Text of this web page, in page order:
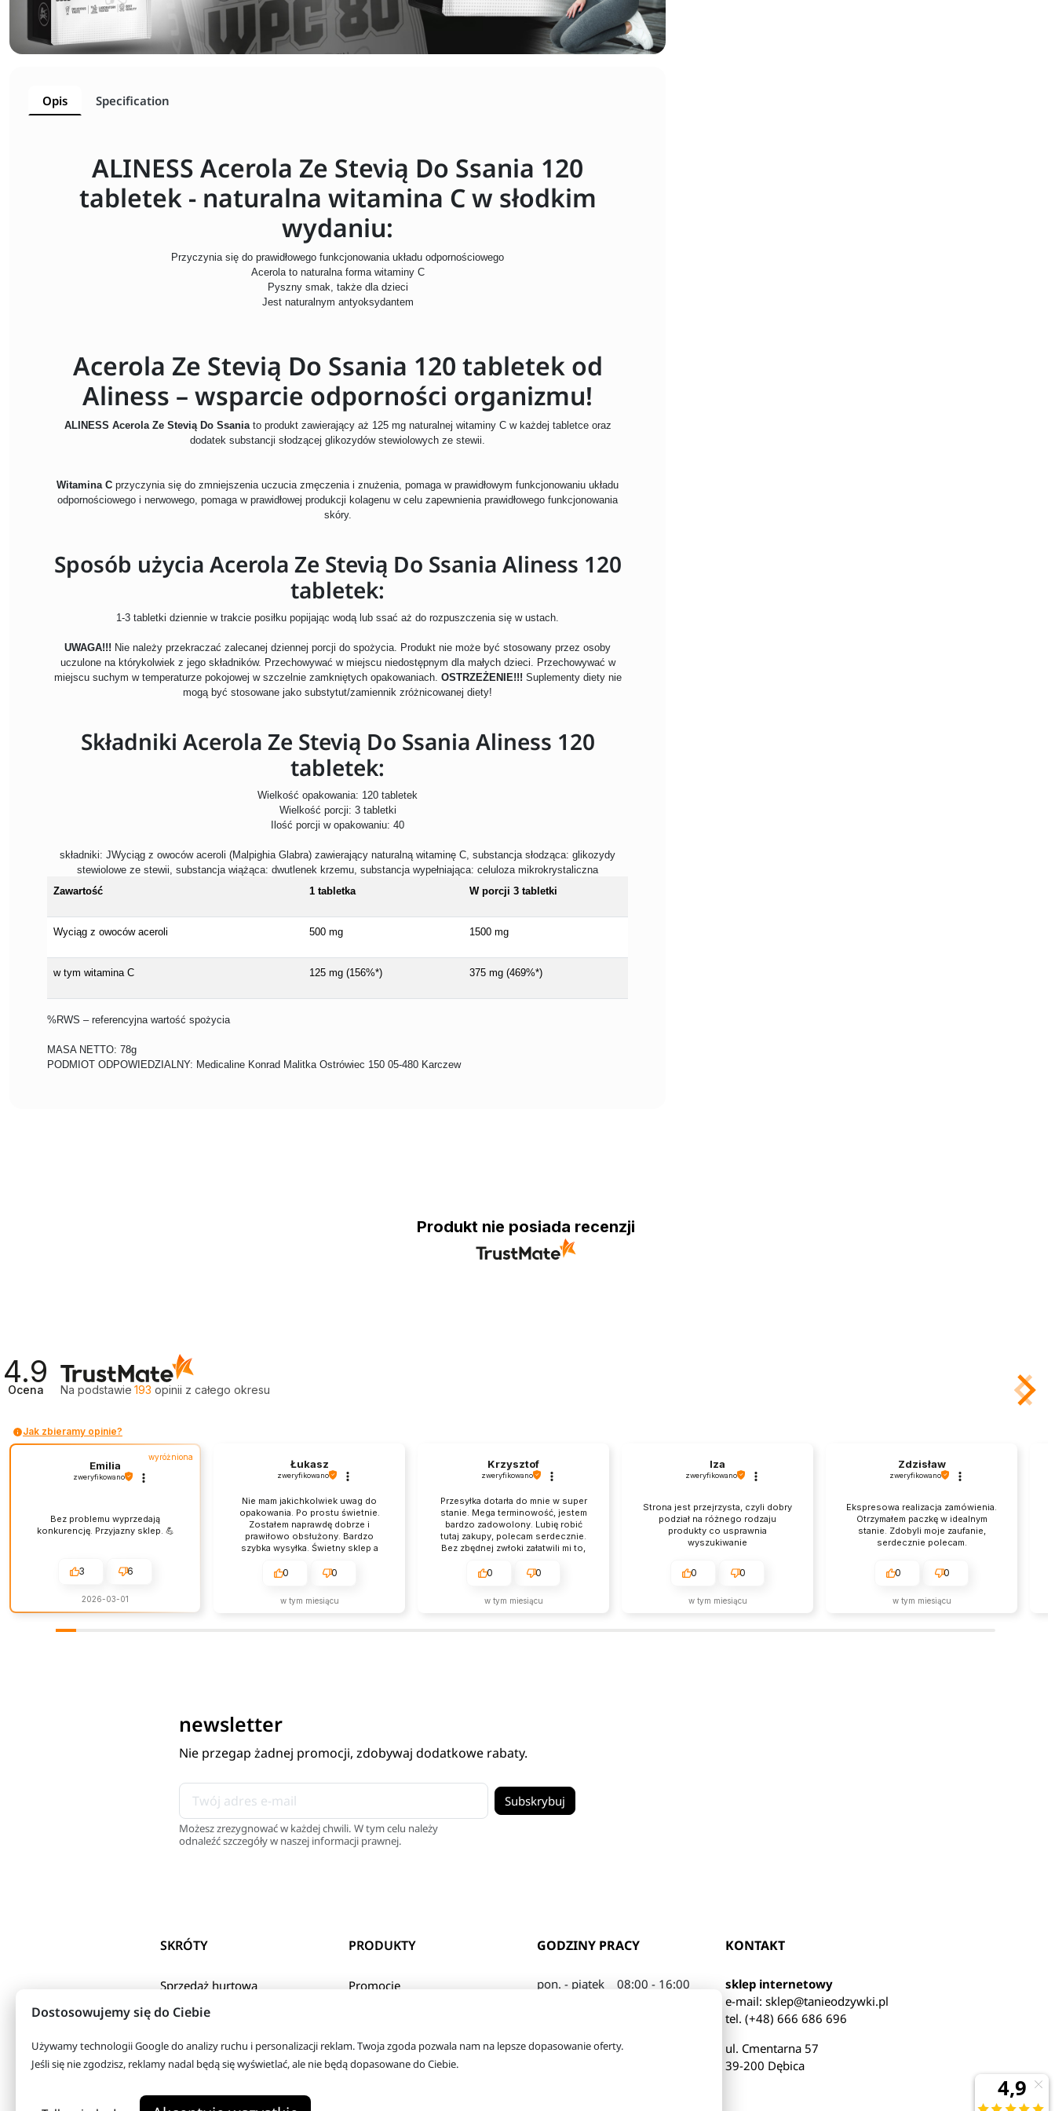
Opis Specification
ALINESS Acerola Ze Stevią Do Ssania 120
tabletek - naturalna witamina C w słodkim
wydaniu:
Przyczynia się do prawidłowego funkcjonowania układu odpornościowego
Acerola to naturalna forma witaminy C
Pyszny smak, także dla dzieci
Jest naturalnym antyoksydantem
Acerola Ze Stevią Do Ssania 120 tabletek od
Aliness – wsparcie odporności organizmu!
ALINESS Acerola Ze Stevią Do Ssaniato produkt zawierający aż 125 mg naturalnej witaminy C w każdej tabletce oraz
dodatek substancji słodzącej glikozydów stewiolowych ze stewii.
Witamina C przyczynia się do zmniejszenia uczucia zmęczenia i znużenia, pomaga w prawidłowym funkcjonowaniu układu
odpornościowego i nerwowego, pomaga w prawidłowej produkcji kolagenu w celu zapewnienia prawidłowego funkcjonowania
skóry.
Sposób użycia Acerola Ze Stevią Do Ssania Aliness 120
tabletek:
1-3 tabletki dziennie w trakcie posiłku popijając wodą lub ssać aż do rozpuszczenia się w ustach.
UWAGA!!! Nie należy przekraczać zalecanej dziennej porcji do spożycia. Produkt nie może być stosowany przez osoby
uczulone na którykolwiek z jego składników. Przechowywać w miejscu niedostępnym dla małych dzieci. Przechowywać w
miejscu suchym w temperaturze pokojowej w szczelnie zamkniętych opakowaniach. OSTRZEŻENIE!!! Suplementy diety nie
mogą być stosowane jako substytut/zamiennik zróżnicowanej diety!
Składniki Acerola Ze Stevią Do Ssania Aliness 120
tabletek:
Wielkość opakowania: 120 tabletek
Wielkość porcji: 3 tabletki
Ilość porcji w opakowaniu: 40
składniki: JWyciąg z owoców aceroli (Malpighia Glabra) zawierający naturalną witaminę C, substancja słodząca: glikozydy
stewiolowe ze stewii, substancja wiążąca: dwutlenek krzemu, substancja wypełniająca: celuloza mikrokrystaliczna
Zawartość
1 tabletka W porcji 3 tabletki
Wyciąg z owoców aceroli 500 mg 1500 mg
w tym witamina C 125 mg (156%*) 375 mg (469%*)
%RWS – referencyjna wartość spożycia
MASA NETTO: 78g
PODMIOT ODPOWIEDZIALNY: Medicaline Konrad Malitka Ostrówiec 150 05-480 Karczew
Produkt nie posiada recenzji
4.9
Ocena Na podstawie 193 opinii z całego okresu
Jak zbieramy opinie?
wyróżniona
Emilia
zweryfikowano
Bez problemu wyprzedają
konkurencję. Przyjazny sklep. 💪
3 6
2026-03-01
Łukasz
zweryfikowano
Nie mam jakichkolwiek uwag do
opakowania. Po prostu świetnie.
Zostałem naprawdę dobrze i
prawiłowo obsłużony. Bardzo
szybka wysyłka. Świetny sklep a
poziomie.
0 0
w tym miesiącu
Krzysztof
zweryfikowano
Przesyłka dotarła do mnie w super
stanie. Mega terminowość, jestem
bardzo zadowolony. Lubię robić
tutaj zakupy, polecam serdecznie.
Bez zbędnej zwłoki załatwili mi to,
0 0
w tym miesiącu
Iza
zweryfikowano
Strona jest przejrzysta, czyli dobry
podział na różnego rodzaju
produkty co usprawnia
wyszukiwanie
0 0
w tym miesiącu
Zdzisław
zweryfikowano
Ekspresowa realizacja zamówienia.
Otrzymałem paczkę w idealnym
stanie. Zdobyli moje zaufanie,
serdecznie polecam.
0 0
w tym miesiącu
newsletter
Nie przegap żadnej promocji, zdobywaj dodatkowe rabaty.
Możesz zrezygnować w każdej chwili. W tym celu należy
odnaleźć szczegóły w naszej informacji prawnej.
SKRÓTY
Sprzedaż hurtowa
Polityka Prywatnosci
internetowego
O firmie
PRODUKTY
Promocje
Top 50
GODZINY PRACY
pon. - piątek
08:00 - 16:00
Właściciel serwisu: FHU Herkules
KONTAKT
sklep internetowy
e-mail: sklep@tanieodzywki.pl
tel. (+48) 666 686 696
ul. Cmentarna 57
39-200 Dębica
Dostosowujemy się do Ciebie
Używamy technologii Google do analizy ruchu i personalizacji reklam. Twoja zgoda pozwala nam na lepsze dopasowanie oferty.
Jeśli się nie zgodzisz, reklamy nadal będą się wyświetlać, ale nie będą dopasowane do Ciebie.